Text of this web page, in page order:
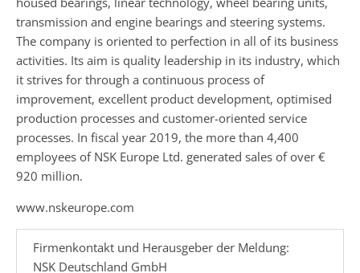
transmission and engine bearings and steering systems.
The company is oriented to perfection in all of its business
activities. Its aim is quality leadership in its industry, which
it strives for through a continuous process of
improvement, excellent product development, optimised
production processes and customer-oriented service
processes. In fiscal year 2019, the more than 4,400
employees of NSK Europe Ltd. generated sales of over €
920 million.
www.nskeurope.com
Firmenkontakt und Herausgeber der Meldung:
NSK Deutschland GmbH